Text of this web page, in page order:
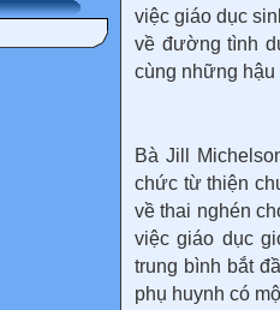
việc giáo dục
về đường tình
cùng những hậu
Bà Jill
chức từ thiện
về thai nghén
việc giáo dục
trung bình bắt
phụ huynh có